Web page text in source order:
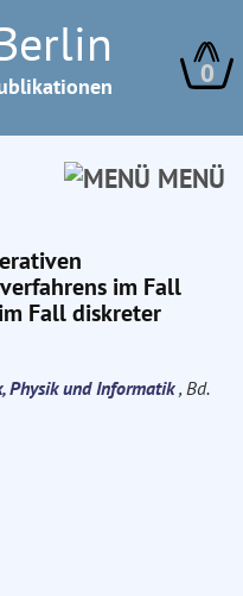
0
MENÜ
im Fall
Fall diskreter
Physik und Informatik, Bd.